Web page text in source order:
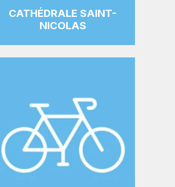
CATHÉDRALE SAINT-
NICOLAS